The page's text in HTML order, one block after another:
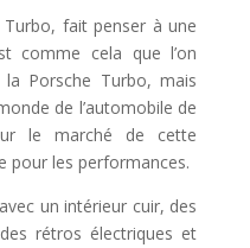
fait penser à une
comme cela que l’on
Porsche Turbo, mais
de l’automobile de
le marché de cette
pour les performances.
un intérieur cuir, des
rétros électriques et